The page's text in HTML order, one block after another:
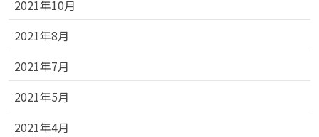
2021年10月
2021年8月
2021年7月
2021年5月
2021年4月